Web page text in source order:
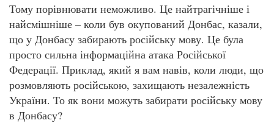
Тому порівнювати неможливо. Це найтрагічніше і
найсмішніше – коли був окупований Донбас, казали,
що у Донбасу забирають російську мову. Це була
просто сильна інформаційна атака Російської
Федерації. Приклад, який я вам навів, коли люди, що
розмовляють російською, захищають незалежність
України. То як вони можуть забирати російську мову
в Донбасу?